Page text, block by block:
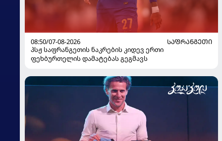
08:50/07-08-2026
ᲡᲐᲤᲠᲐᲜᲒᲔᲗᲘ
პსჟ საფრანგეთის ნაკრების კიდევ ერთი
ფეხბურთელის დამატებას გეგმავს